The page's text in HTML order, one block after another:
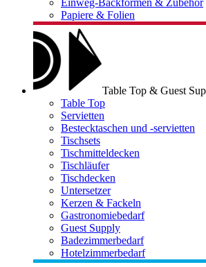
Einweg-Backformen & Zubehör
Papiere & Folien
Table Top & Guest
Table Top
Servietten
Bestecktaschen und -servietten
Tischsets
Tischmitteldecken
Tischläufer
Tischdecken
Untersetzer
Kerzen & Fackeln
Gastronomiebedarf
Guest Supply
Badezimmerbedarf
Hotelzimmerbedarf